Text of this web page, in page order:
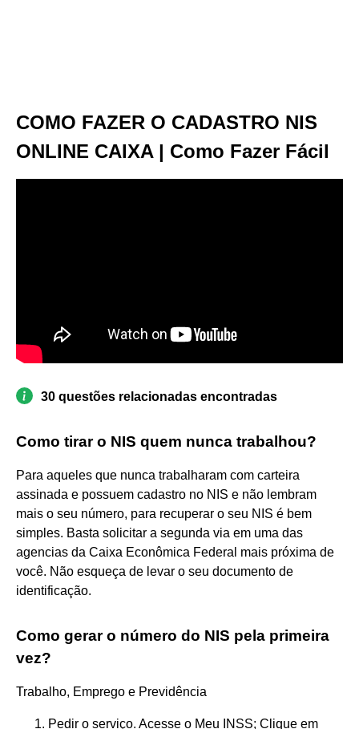
COMO FAZER O CADASTRO NIS
ONLINE CAIXA | Como Fazer Fácil
30 questões relacionadas encontradas
Como tirar o NIS quem nunca trabalhou?
Para aqueles que nunca trabalharam com carteira
assinada e possuem cadastro no NIS e não lembram
mais o seu número, para recuperar o seu NIS é bem
simples. Basta solicitar a segunda via em uma das
agencias da Caixa Econômica Federal mais próxima de
você. Não esqueça de levar o seu documento de
identificação.
Como gerar o número do NIS pela primeira
vez?
Trabalho, Emprego e Previdência
Pedir o serviço. Acesse o Meu INSS; Clique em